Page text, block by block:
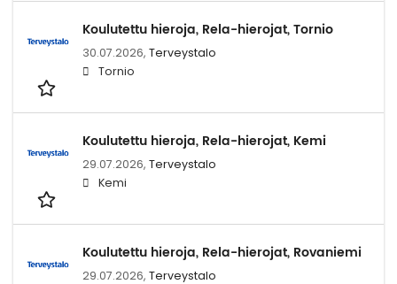
Koulutettu hieroja, Rela-hierojat, Tornio
30.07.2026, Terveystalo
Tornio
Koulutettu hieroja, Rela-hierojat, Kemi
29.07.2026, Terveystalo
Kemi
Koulutettu hieroja, Rela-hierojat, Rovaniemi
29.07.2026, Terveystalo